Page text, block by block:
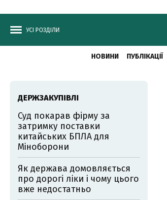
УСІ РОЗДІЛИ
НОВИНИ ПУБЛІКАЦІЇ
ДЕРЖЗАКУПІВЛІ
Суд покарав фірму за
затримку поставки
китайських БПЛА для
Міноборони
Як держава домовляється
про дорогі ліки і чому цього
вже недостатньо